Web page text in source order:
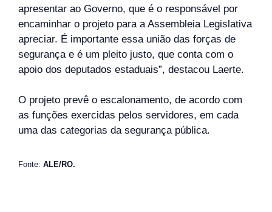
apresentar ao Governo, que é o responsável por
encaminhar o projeto para a Assembleia Legislativa
apreciar. É importante essa união das forças de
segurança e é um pleito justo, que conta com o
apoio dos deputados estaduais”, destacou Laerte.
O projeto prevê o escalonamento, de acordo com
as funções exercidas pelos servidores, em cada
uma das categorias da segurança pública.
Fonte: ALE/RO.